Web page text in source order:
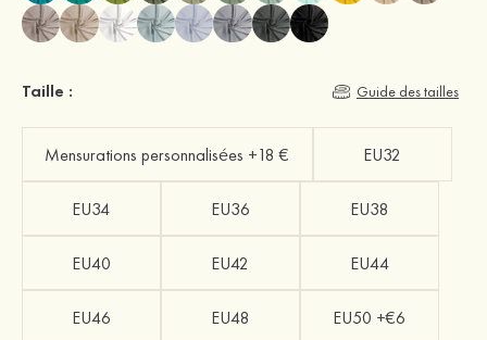
Taille : Guide des tailles
Mensurations personnalisées +18 € EU32
EU34 EU36 EU38
EU40 EU42 EU44
EU46 EU48 EU50 +€6